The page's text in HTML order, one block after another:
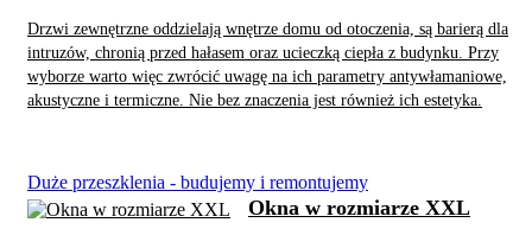
Drzwi zewnętrzne oddzielają wnętrze domu od otoczenia, są barierą dla
intruzów, chronią przed hałasem oraz ucieczką ciepła z budynku. Przy
wyborze warto więc zwrócić uwagę na ich parametry antywłamaniowe,
akustyczne i termiczne. Nie bez znaczenia jest również ich estetyka.
Duże przeszklenia - budujemy i remontujemy
Okna w rozmiarze XXL